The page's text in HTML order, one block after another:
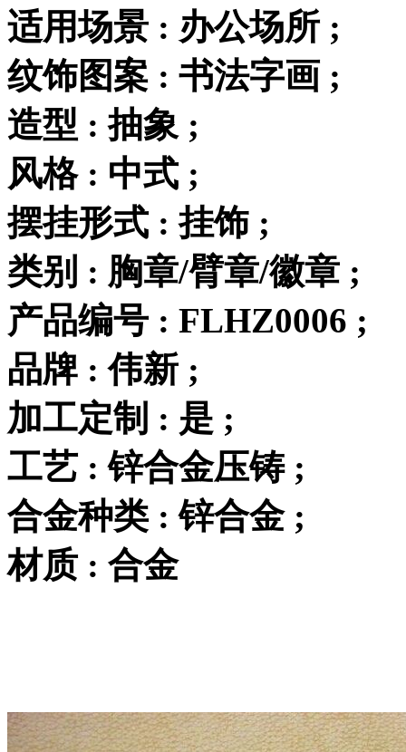
适用场景 : 办公场所 ;
纹饰图案 : 书法字画 ;
造型 : 抽象 ;
风格 : 中式 ;
摆挂形式 : 挂饰 ;
类别 : 胸章/臂章/徽章 ;
产品编号 : FLHZ0006 ;
品牌 : 伟新 ;
加工定制 : 是 ;
工艺 : 锌合金压铸 ;
合金种类 : 锌合金 ;
材质 : 合金